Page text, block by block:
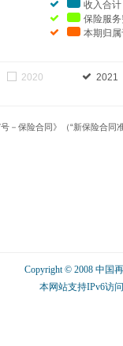
Copyright © 2008 中国
本网站支持IPv6访